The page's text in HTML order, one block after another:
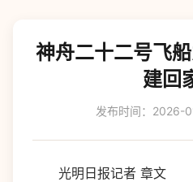
神舟二十二号飞
建回
发布时间：2026-
光明日报记者 章文